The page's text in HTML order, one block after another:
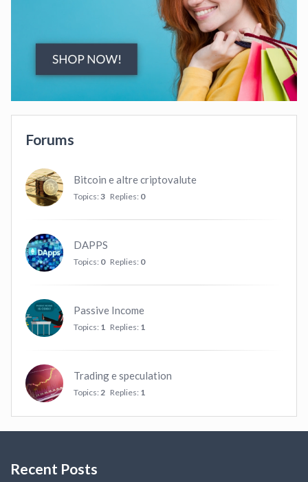
Forums
Bitcoin e altre criptovalute
Topics: 3 Replies: 0
DAPPS
Topics: 0 Replies: 0
Passive Income
Topics: 1 Replies: 1
Trading e speculation
Topics: 2 Replies: 1
Recent Posts